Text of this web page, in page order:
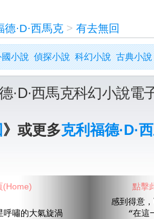
德·D·西馬克> 有去無回
小說 偵探小說 科幻小說 古典小說
·D·西馬克科幻小說電
》或更多克利福德·D·
嘯的大氣旋渦
感到得意
“在這一
(Home) 點擊